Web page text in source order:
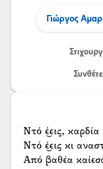
Γιώργος
Ντό έ͜εις, καρδία
Ντό έ͜εις κι
Από βαθέα